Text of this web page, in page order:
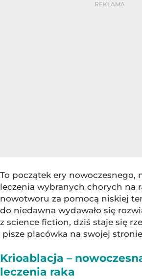
To początek ery nowoczesnego,
leczenia wybranych chorych na
nowotworu za pomocą niskiej
do niedawna wydawało się
z science fiction, dziś staje się
pisze placówka na swojej
Krioablacja –
leczenia raka